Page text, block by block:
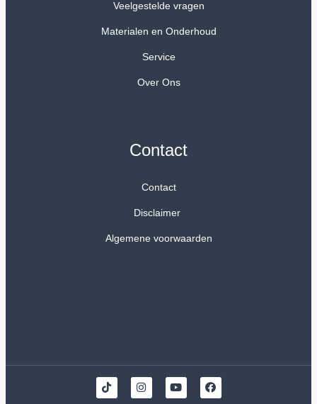
Veelgestelde vragen
Materialen en Onderhoud
Service
Over Ons
Contact
Contact
Disclaimer
Algemene voorwaarden